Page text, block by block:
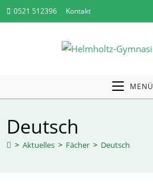
Zum
Inhalt
0521 512396 Kontakt
MENÜ
Deutsch
> Aktuelles > Fächer > Deutsch